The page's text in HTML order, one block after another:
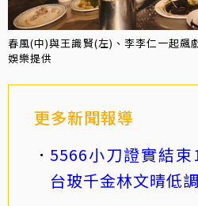
春風(中)與王識賢(左)、李李仁一起飆
娛樂提供
更多新聞報導
5566小刀證實結
台玻千金林文晴低